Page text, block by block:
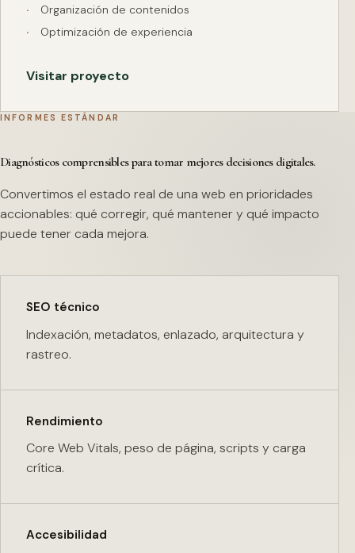
Organización de contenidos
Optimización de experiencia
Visitar proyecto
INFORMES ESTÁNDAR
Diagnósticos comprensibles para tomar mejores decisiones digitales.
Convertimos el estado real de una web en prioridades
accionables: qué corregir, qué mantener y qué impacto
puede tener cada mejora.
SEO técnico
Indexación, metadatos, enlazado, arquitectura y
rastreo.
Rendimiento
Core Web Vitals, peso de página, scripts y carga
crítica.
Accesibilidad